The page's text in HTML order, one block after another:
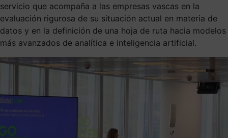
servicio que acompaña a las empresas vascas en la
evaluación rigurosa de su situación actual en materia de
datos y en la definición de una hoja de ruta hacia modelos
más avanzados de analítica e inteligencia artificial.